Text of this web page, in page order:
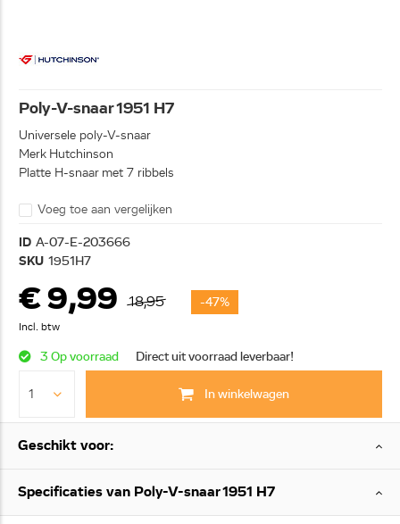
Poly-V-snaar 1951 H7
Universele poly-V-snaar
Merk Hutchinson
Platte H-snaar met 7 ribbels
Voeg toe aan vergelijken
ID A-07-E-203666
SKU 1951H7
€ 9,99 18,95 -47%
Incl. btw
3 Op voorraad Direct uit voorraad leverbaar!
In winkelwagen
Geschikt voor:
Specificaties van Poly-V-snaar 1951 H7